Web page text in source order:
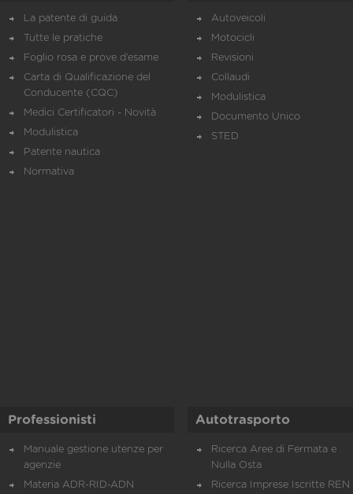
La patente di guida
Tutte le pratiche
Foglio rosa e prove d’esame
Carta di Qualificazione del
Conducente (CQC)
Medici Certificatori - Novità
Modulistica
Patente nautica
Normativa
Autoveicoli
Motocicli
Revisioni
Collaudi
Modulistica
Documento Unico
STED
Professionisti
Manuale gestione utenze per
agenzie
Materia ADR-RID-ADN
Autotrasporto
Ricerca Aree di Fermata e
Nulla Osta
Ricerca Imprese Iscritte REN